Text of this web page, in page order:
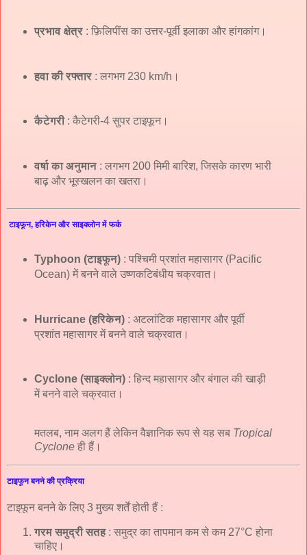
प्रभाव क्षेत्र: फ़िलिपींस का उत्तर-पूर्वी इलाका और हांगकांग।
हवा की रफ्तार: लगभग 230 km/h।
कैटेगरी: कैटेगरी-4 सुपर टाइफून।
वर्षा का अनुमान: लगभग 200 मिमी बारिश, जिसके कारण भारी
बाढ़ और भूस्खलन का खतरा।
टाइफून, हरिकेन और साइक्लोन में फर्क
Typhoon (टाइफून): पश्चिमी प्रशांत महासागर (Pacific
Ocean) में बनने वाले उष्णकटिबंधीय चक्रवात।
Hurricane (हरिकेन): अटलांटिक महासागर और पूर्वी
प्रशांत महासागर में बनने वाले चक्रवात।
Cyclone (साइक्लोन): हिन्द महासागर और बंगाल की खाड़ी
में बनने वाले चक्रवात।
मतलब, नाम अलग हैं लेकिन वैज्ञानिक रूप से यह सब Tropical
Cyclone ही हैं।
टाइफून बनने की प्रक्रिया
टाइफून बनने के लिए 3 मुख्य शर्तें होती हैं :
गरम समुद्री सतह: समुद्र का तापमान कम से कम 27°C होना
चाहिए।